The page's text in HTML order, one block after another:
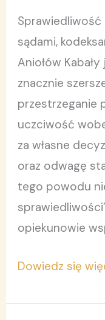
Sprawiedliwość
sądami,
Aniołów
znacznie
przestrzeganie
uczciwość
za własne
oraz odwagę
tego powodu
opiekunowie
sprawiedliwości
Dowiedz się